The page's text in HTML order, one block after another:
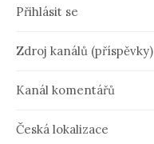
Přihlásit se
Zdroj kanálů (příspěvky)
Kanál komentářů
Česká lokalizace